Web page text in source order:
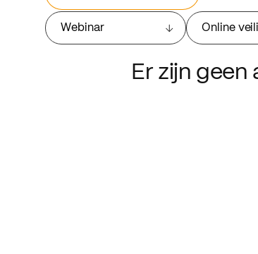
Webinar Online
Er zijn